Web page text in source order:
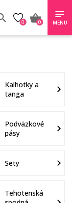
0 0 MENU
Kalhotky a
tanga
Podväzkové
pásy
Sety
Tehotenská